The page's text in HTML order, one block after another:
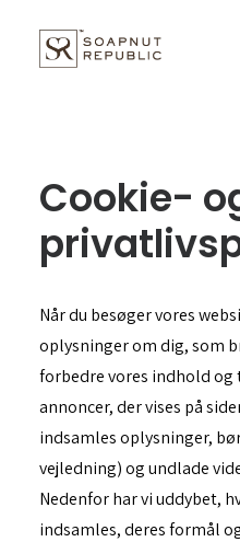
Produkter
Om os
Kundeservice
Cookie- og
Handelsbetingelser
Persondatapolitik
Cookie-
Når du besøger vores
oplysninger om dig, som
forbedre vores indhold
annoncer, der vises på
indsamles oplysninger,
vejledning) og undlade
Nedenfor har vi uddybet,
indsamles, deres formål